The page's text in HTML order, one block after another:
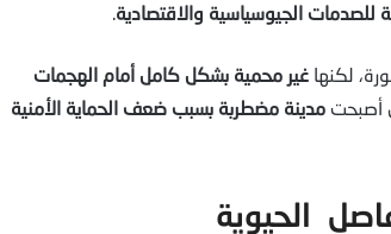
للصدمات الجيوسياسية والاقتصادية.
لكنها غير محمية بشكل كامل أمام الهجمات
أصبحت مدينة مضطربة بسبب ضعف الحماية الأمنية